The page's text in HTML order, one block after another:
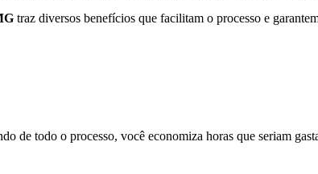
traz diversos benefícios que facilitam o processo e
de todo o processo, você economiza horas que seriam